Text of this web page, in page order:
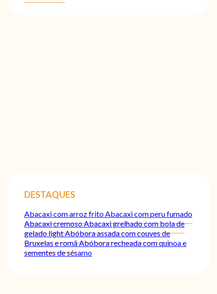
DESTAQUES
Abacaxi com arroz frito Abacaxi com peru fumado
Abacaxi cremosoAbacaxi grelhado com bola de
gelado lightAbóbora assada com couves de
Bruxelas e romãAbóbora recheada com quinoa e
sementes de sésamo